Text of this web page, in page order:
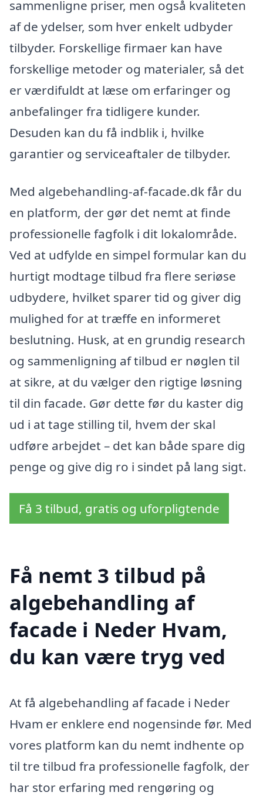
sammenligne priser, men også kvaliteten
af de ydelser, som hver enkelt udbyder
tilbyder. Forskellige firmaer kan have
forskellige metoder og materialer, så det
er værdifuldt at læse om erfaringer og
anbefalinger fra tidligere kunder.
Desuden kan du få indblik i, hvilke
garantier og serviceaftaler de tilbyder.
Med algebehandling-af-facade.dk får du
en platform, der gør det nemt at finde
professionelle fagfolk i dit lokalområde.
Ved at udfylde en simpel formular kan du
hurtigt modtage tilbud fra flere seriøse
udbydere, hvilket sparer tid og giver dig
mulighed for at træffe en informeret
beslutning. Husk, at en grundig research
og sammenligning af tilbud er nøglen til
at sikre, at du vælger den rigtige løsning
til din facade. Gør dette før du kaster dig
ud i at tage stilling til, hvem der skal
udføre arbejdet – det kan både spare dig
penge og give dig ro i sindet på lang sigt.
Få 3 tilbud, gratis og uforpligtende
Få nemt 3 tilbud på
algebehandling af
facade i Neder Hvam,
du kan være tryg ved
At få algebehandling af facade i Neder
Hvam er enklere end nogensinde før. Med
vores platform kan du nemt indhente op
til tre tilbud fra professionelle fagfolk, der
har stor erfaring med rengøring og